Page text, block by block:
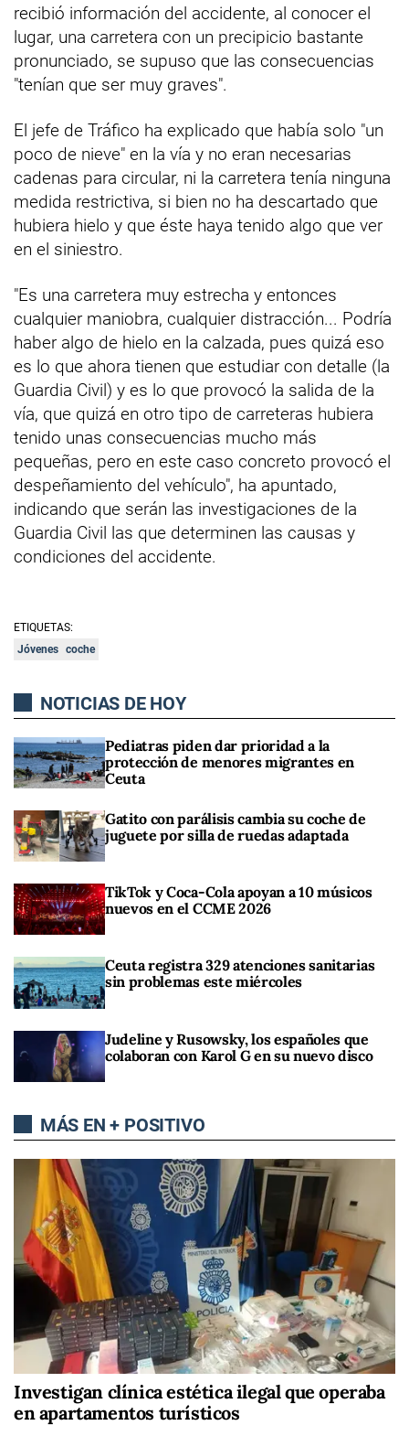
recibió información del accidente, al conocer el
lugar, una carretera con un precipicio bastante
pronunciado, se supuso que las consecuencias
"tenían que ser muy graves".
El jefe de Tráfico ha explicado que había solo "un
poco de nieve" en la vía y no eran necesarias
cadenas para circular, ni la carretera tenía ninguna
medida restrictiva, si bien no ha descartado que
hubiera hielo y que éste haya tenido algo que ver
en el siniestro.
"Es una carretera muy estrecha y entonces
cualquier maniobra, cualquier distracción... Podría
haber algo de hielo en la calzada, pues quizá eso
es lo que ahora tienen que estudiar con detalle (la
Guardia Civil) y es lo que provocó la salida de la
vía, que quizá en otro tipo de carreteras hubiera
tenido unas consecuencias mucho más
pequeñas, pero en este caso concreto provocó el
despeñamiento del vehículo", ha apuntado,
indicando que serán las investigaciones de la
Guardia Civil las que determinen las causas y
condiciones del accidente.
ETIQUETAS:
Jóvenes coche
NOTICIAS DE HOY
Pediatras piden dar prioridad a la
protección de menores migrantes en
Ceuta
Gatito con parálisis cambia su coche de
juguete por silla de ruedas adaptada
TikTok y Coca-Cola apoyan a 10 músicos
nuevos en el CCME 2026
Ceuta registra 329 atenciones sanitarias
sin problemas este miércoles
Judeline y Rusowsky, los españoles que
colaboran con Karol G en su nuevo disco
MÁS EN + POSITIVO
Investigan clínica estética ilegal que operaba
en apartamentos turísticos